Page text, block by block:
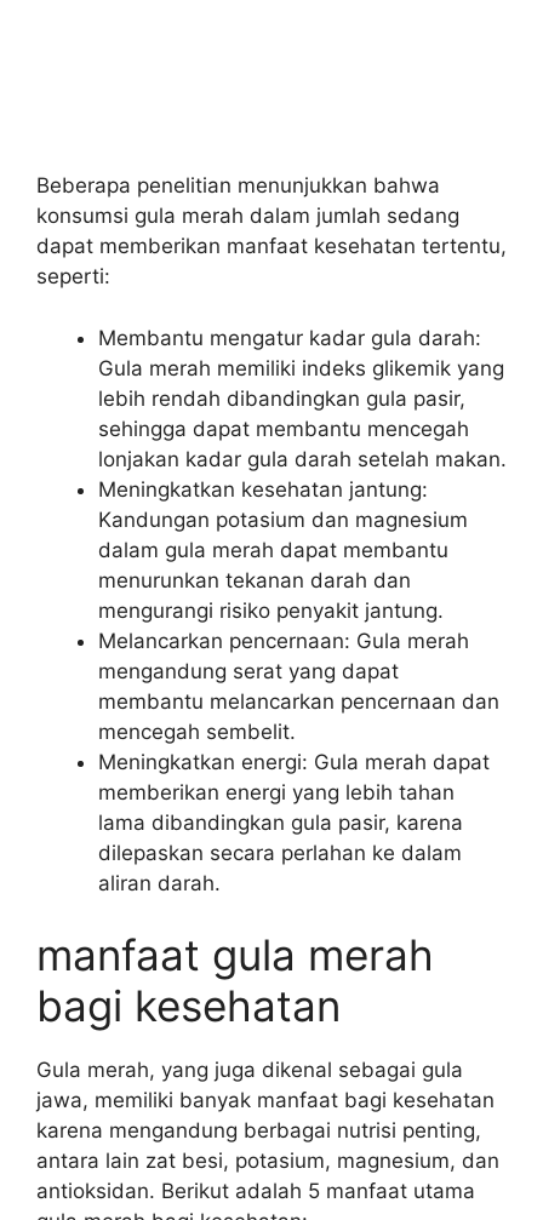
Beberapa penelitian menunjukkan bahwa
konsumsi gula merah dalam jumlah sedang
dapat memberikan manfaat kesehatan tertentu,
seperti:
Membantu mengatur kadar gula darah:
Gula merah memiliki indeks glikemik yang
lebih rendah dibandingkan gula pasir,
sehingga dapat membantu mencegah
lonjakan kadar gula darah setelah makan.
Meningkatkan kesehatan jantung:
Kandungan potasium dan magnesium
dalam gula merah dapat membantu
menurunkan tekanan darah dan
mengurangi risiko penyakit jantung.
Melancarkan pencernaan: Gula merah
mengandung serat yang dapat
membantu melancarkan pencernaan dan
mencegah sembelit.
Meningkatkan energi: Gula merah dapat
memberikan energi yang lebih tahan
lama dibandingkan gula pasir, karena
dilepaskan secara perlahan ke dalam
aliran darah.
manfaat gula merah
bagi kesehatan
Gula merah, yang juga dikenal sebagai gula
jawa, memiliki banyak manfaat bagi kesehatan
karena mengandung berbagai nutrisi penting,
antara lain zat besi, potasium, magnesium, dan
antioksidan. Berikut adalah 5 manfaat utama